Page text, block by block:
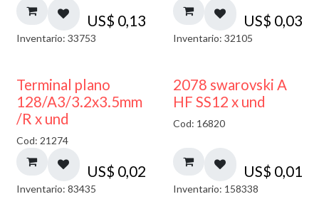
US$ 0,13
Inventario: 33753
US$ 0,03
Inventario: 32105
Terminal plano
128/A3/3.2x3.5mm
/R x und
Cod: 21274
US$ 0,02
Inventario: 83435
2078 swarovski A
HF SS12 x und
Cod: 16820
US$ 0,01
Inventario: 158338